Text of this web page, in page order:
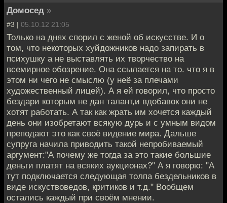
Домосед »
#3 | 05.10.12 21:05
Только на днях спорил с женой об искусстве. И о
том, что некоторых хуйдожников надо запирать в
психушку а не выставлять их творчество на
всемирное обозрение. Она ссылается на то. что я в
этом ни чего не смыслю (у неё за плечами
художественный лицей). А я ей говорил, что просто
бездари которым не дан талант,и вдобавок они не
хотят работать. А так как жрать им хочется каждый
день они изобретают всякую дурь и с умным видом
преподают это как своё видение мира. Дальше
супруга начила приводить такой непробиваемый
аргумент:"А почему же тогда за это такие большие
деньги платят на всяких аукционах?" А я говорю: "А
тут подключается следующая толпа бездельников в
виде искуствоведов, критиков и т.д." Вообщем
остались каждый при своём мнении.